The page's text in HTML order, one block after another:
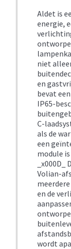
Aldet is
energie,
niet
en
bevat
IP65-
C-
als de
een
module
Volian-
en de
wordt